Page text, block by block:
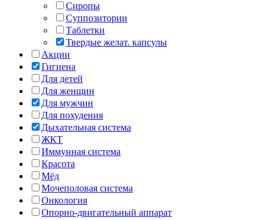
Сиропы
Суппозитории
Таблетки
Твердые желат. капсулы
Акции
Гигиена
Для детей
Для женщин
Для мужчин
Для похудения
Дыхательная система
ЖКТ
Иммунная система
Красота
Мёд
Мочеполовая система
Онкология
Опорно-двигательный аппарат